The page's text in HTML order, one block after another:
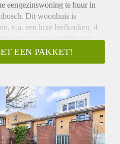
eengezinswoning te huur in
Dit woonhuis is
o.a. een luxe leefkeuken, 4
en een heerlijke tuin
niets zeer gewild want echt
2 scholen, wijkgebouw,
apotheek, fysio en veel
naar de snelweg. Via de
en het Centraal
te bereiken. De aansluiting op
EEN PAKKET!